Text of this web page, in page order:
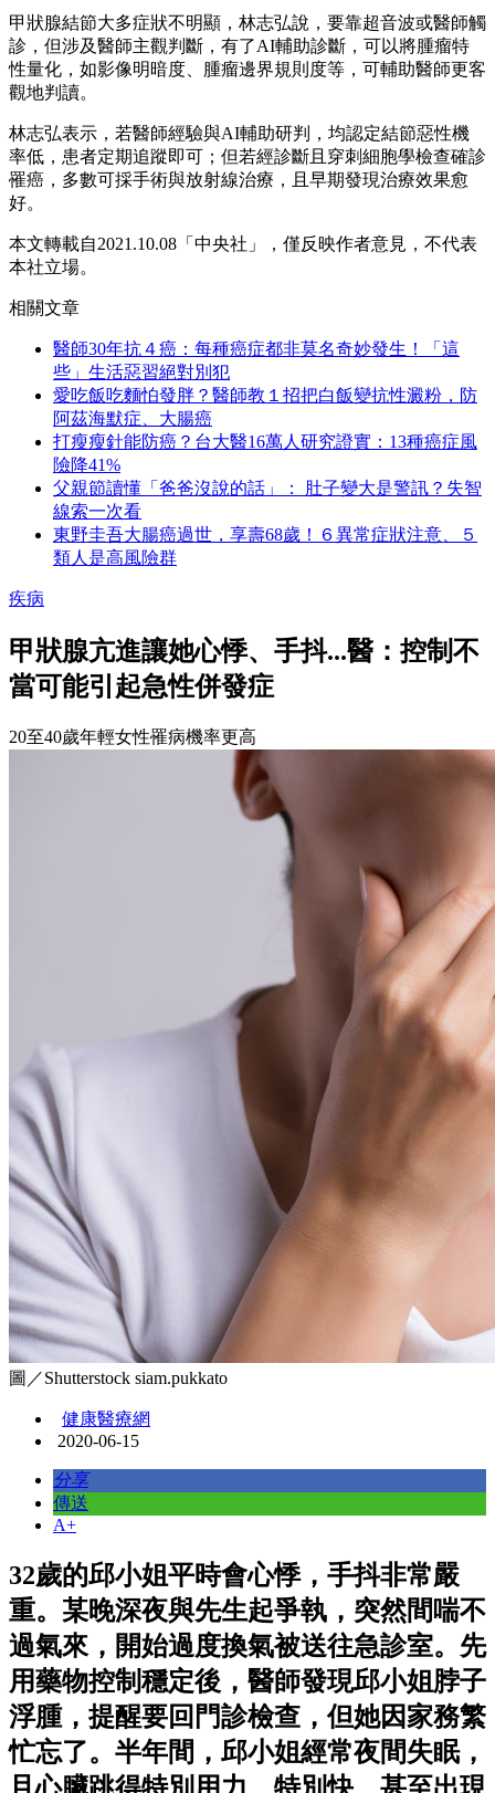
甲狀腺結節大多症狀不明顯，林志弘說，要靠超音波或醫師觸
診，但涉及醫師主觀判斷，有了AI輔助診斷，可以將腫瘤特
性量化，如影像明暗度、腫瘤邊界規則度等，可輔助醫師更客
觀地判讀。
林志弘表示，若醫師經驗與AI輔助研判，均認定結節惡性機
率低，患者定期追蹤即可；但若經診斷且穿刺細胞學檢查確診
罹癌，多數可採手術與放射線治療，且早期發現治療效果愈
好。
本文轉載自2021.10.08「中央社」，僅反映作者意見，不代表
本社立場。
相關文章
醫師30年抗４癌：每種癌症都非莫名奇妙發生！「這
些」生活惡習絕對別犯
愛吃飯吃麵怕發胖？醫師教１招把白飯變抗性澱粉，防
阿茲海默症、大腸癌
打瘦瘦針能防癌？台大醫16萬人研究證實：13種癌症風
險降41%
父親節讀懂「爸爸沒說的話」： 肚子變大是警訊？失智
線索一次看
東野圭吾大腸癌過世，享壽68歲！６異常症狀注意、５
類人是高風險群
疾病
甲狀腺亢進讓她心悸、手抖...醫：控制不
當可能引起急性併發症
20至40歲年輕女性罹病機率更高
圖／Shutterstock siam.pukkato
健康醫療網
2020-06-15
分享
傳送
A+
32歲的邱小姐平時會心悸，手抖非常嚴
重。某晚深夜與先生起爭執，突然間喘不
過氣來，開始過度換氣被送往急診室。先
用藥物控制穩定後，醫師發現邱小姐脖子
浮腫，提醒要回門診檢查，但她因家務繁
忙忘了。半年間，邱小姐經常夜間失眠，